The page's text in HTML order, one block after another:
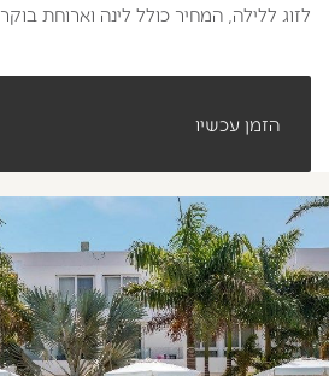
לזוג ללילה, המחיר כולל לינה וארוחת בוקר
הזמן עכשיו